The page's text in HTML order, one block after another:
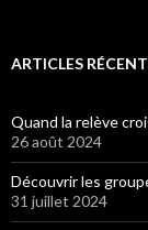
ARTICLES
Quand la relève
26 août 2024
Découvrir les
31 juillet 2024